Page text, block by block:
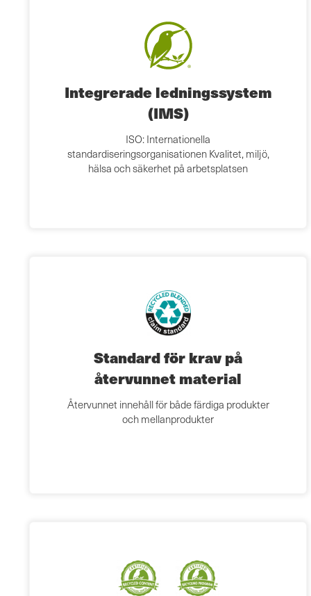
Integrerade ledningssystem
(IMS)
ISO: Internationella
standardiseringsorganisationen Kvalitet, miljö,
hälsa och säkerhet på arbetsplatsen
Standard för krav på
återvunnet material
Återvunnet innehåll för både färdiga produkter
och mellanprodukter